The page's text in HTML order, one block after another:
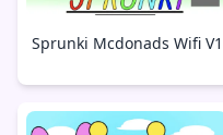
Sprunki Mcdonads Wifi V1